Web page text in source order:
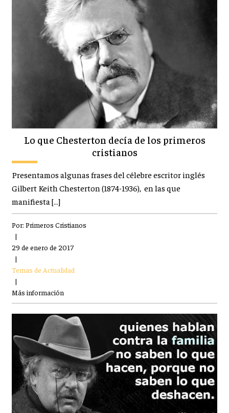
Lo que Chesterton decía de los primeros
cristianos
Presentamos algunas frases del célebre escritor inglés
Gilbert Keith Chesterton (1874-1936), en las que
manifiesta […]
Por: Primeros Cristianos
|
29 de enero de 2017
|
Temas de Actualidad
|
Más información